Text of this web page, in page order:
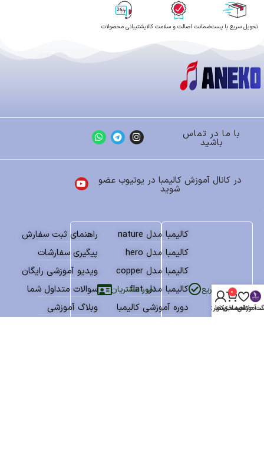
تحویل سریع با پستضمانت اصالت و سلامت کالاپشتیبانی محصولات
با ما در تماس
باشید
در کانال آموزش کالیمبا در یوتیوب عضو
شوید
دسترسی سریع
کالیمبا مدل nature
کالیمبا مدل hero
کالیمبا مدل copper
کالیمبا مدل flat
دوره آموزشی کالیمبا
امور مشتریان
راهنمای ثبت سفارش
پیگیری سفارشات
ویدیو آموزشی رایگان
سوالات متداول شما
وبلاگ آموزشی
آموزشی
علاقه مندی ها
0
سبد خرید
حساب کاربری من